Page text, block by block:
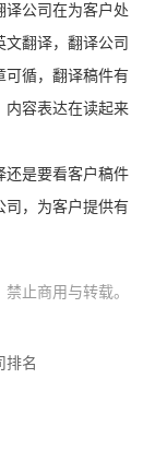
译公司在为客户处
翻译，翻译公司
可循，翻译稿件有
内容表达在读起来
还是要看客户稿件
司，为客户提供有
止商用与转载。
排名